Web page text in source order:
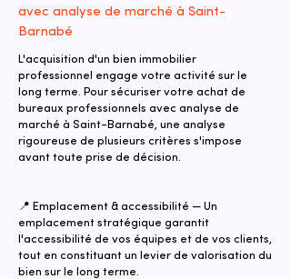
avec analyse de marché à Saint-
Barnabé
L'acquisition d'un bien immobilier
professionnel engage votre activité sur le
long terme. Pour sécuriser votre achat de
bureaux professionnels avec analyse de
marché à Saint-Barnabé, une analyse
rigoureuse de plusieurs critères s'impose
avant toute prise de décision.
📍 Emplacement & accessibilité — Un
emplacement stratégique garantit
l'accessibilité de vos équipes et de vos clients,
tout en constituant un levier de valorisation du
bien sur le long terme.